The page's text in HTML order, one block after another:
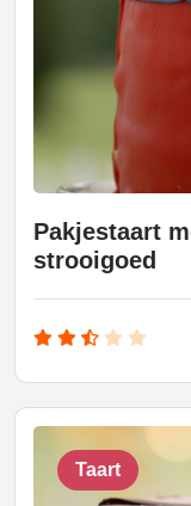
Pakjestaart
strooigoed
Taart